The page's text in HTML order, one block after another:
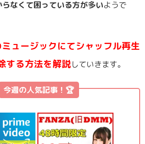
なくて困っている方が多いようで
ュージックにてシャッフル再生
する方法を解説していきます。
今週の人気記事！🏆